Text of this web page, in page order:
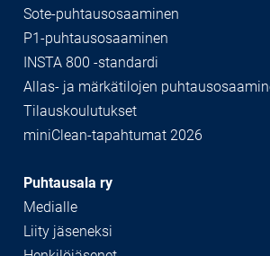
Sote-puhtausosaaminen
P1-puhtausosaaminen
INSTA 800 -standardi
Allas- ja märkätilojen
Tilauskoulutukset
miniClean-tapahtumat 2026
Puhtausala ry
Medialle
Liity jäseneksi